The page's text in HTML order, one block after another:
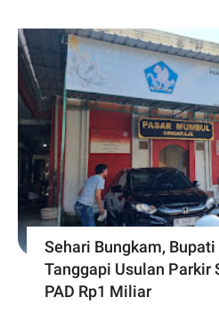
Sehari Bungkam,
Tanggapi Usulan Parkir
PAD Rp1 Miliar